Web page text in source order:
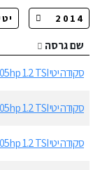
שם גרסה
סקודה יטי 2x4 105hp 1.2 TSI אמבישן ידני
סקודה יטי 2x4 105hp 1.2 TSI אלגנס אוטומט
סקודה יטי 2x4 105hp 1.2 TSI אמבישן אוטומט